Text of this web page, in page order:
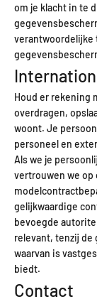
om je klacht in te
Houd er rekening
overdragen,
woont. Je
personeel en
Als we je
vertrouwen we op
gelijkwaardige
bevoegde
relevant, tenzij de
waarvan is
biedt.
Contact